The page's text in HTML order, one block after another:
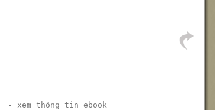
- xem thông tin ebook